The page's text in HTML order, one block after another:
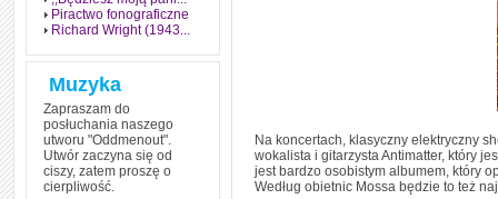
Piractwo fonograficzne
Richard Wright (1943...
Muzyka
Zapraszam do
posłuchania naszego
utworu "Oddmenout".
Utwór zaczyna się od
ciszy, zatem proszę o
cierpliwość.
Jak stworzyć fenomen
Na koncertach, klasyczny elektryczny
wokalista i gitarzysta Antimatter, który
jest bardzo osobistym albumem, który
Według obietnic Mossa będzie to też